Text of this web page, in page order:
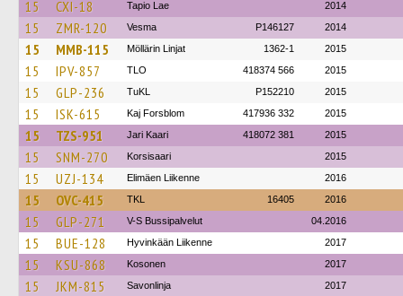
15 CXI-18 Tapio Lae 2014
15 ZMR-120 Vesma P146127 2014
15 MMB-115 Möllärin Linjat 1362-1 2015
15 IPV-857 TLO 418374 566 2015
15 GLP-236 TuKL P152210 2015
15 ISK-615 Kaj Forsblom 417936 332 2015
15 TZS-951 Jari Kaari 418072 381 2015
15 SNM-270 Korsisaari 2015
15 UZJ-134 Elimäen Liikenne 2016
15 OVC-415 TKL 16405 2016
15 GLP-271 V-S Bussipalvelut 04.2016
15 BUE-128 Hyvinkään Liikenne 2017
15 KSU-868 Kosonen 2017
15 JKM-815 Savonlinja 2017